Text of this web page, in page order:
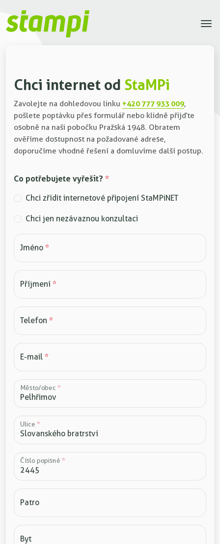
Chci internet od StaMPi
Zavolejte na dohledovou linku +420 777 933 009,
pošlete poptávku přes formulář nebo klidně přijďte
osobně na naši pobočku Pražská 1948. Obratem
ověříme dostupnost na požadované adrese,
doporučíme vhodné řešení a domluvíme další postup.
Co potřebujete vyřešit? *
Chci zřídit internetové připojení StaMPiNET
Chci jen nezávaznou konzultaci
Jméno *
Příjmení *
Telefon *
E-mail *
Město/obec *
Ulice*
Číslo popisné*
Patro
Byt